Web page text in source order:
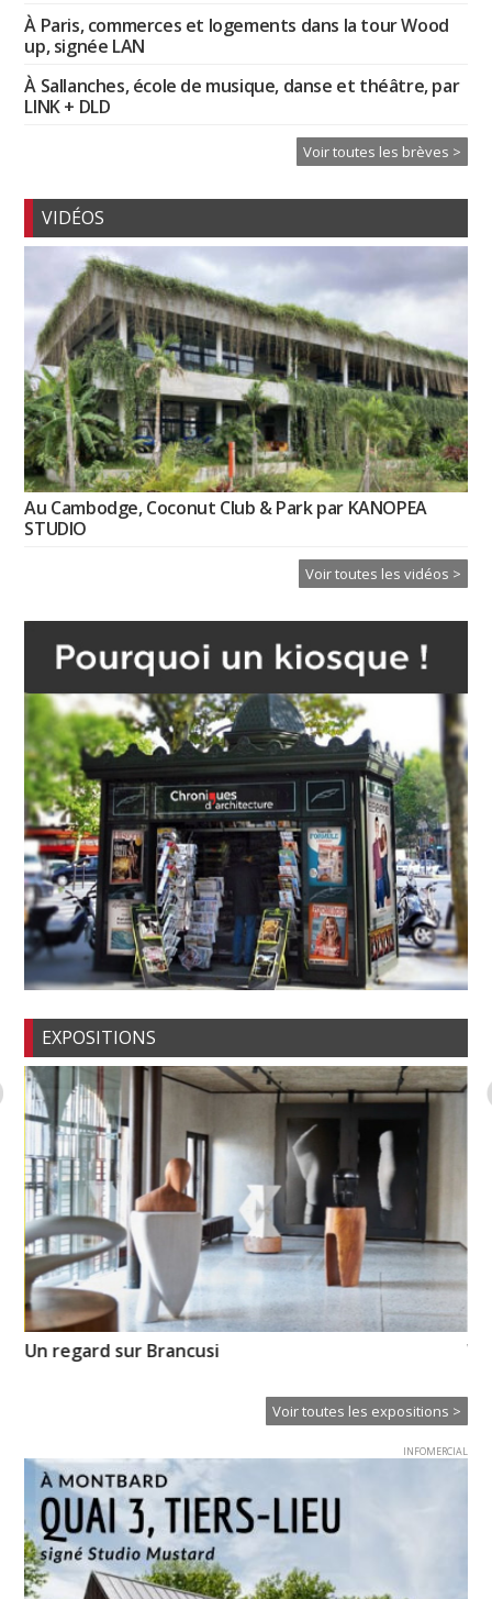
À Paris, commerces et logements dans la tour Wood
up, signée LAN
À Sallanches, école de musique, danse et théâtre, par
LINK + DLD
Voir toutes les brèves >
VIDÉOS
Au Cambodge, Coconut Club & Park par KANOPEA
STUDIO
Voir toutes les vidéos >
EXPOSITIONS
Un regard sur Brancusi
Voir toutes les expositions >
INFOMERCIAL